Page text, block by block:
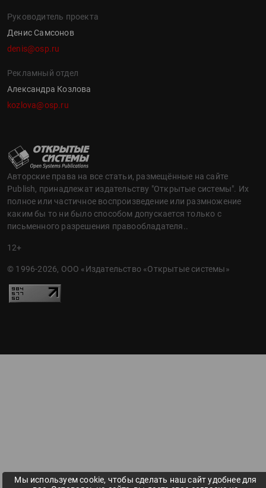
Руководитель проекта
Денис Самсонов
denis@osp.ru
Рекламный отдел
Александра Козлова
kozlova@osp.ru
Авторские права на все статьи, размещённые на сайте
Publish, принадлежат издательству "Открытые системы". Их
полное или частичное воспроизведение или размножение
каким бы то ни было способом допускается только с
письменного разрешения правообладателя..
12+
© 1996-2026, ООО «Издательство «Открытые системы»
Мы используем cookie, чтобы сделать наш сайт удобнее для